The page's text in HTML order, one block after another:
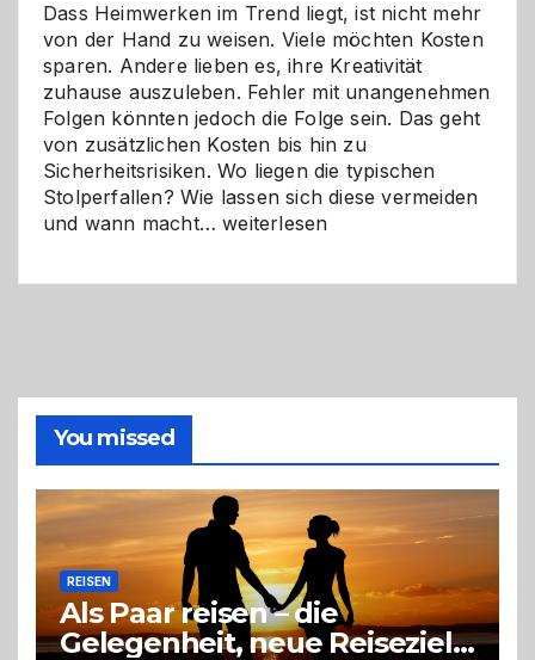
Dass Heimwerken im Trend liegt, ist nicht mehr
von der Hand zu weisen. Viele möchten Kosten
sparen. Andere lieben es, ihre Kreativität
zuhause auszuleben. Fehler mit unangenehmen
Folgen könnten jedoch die Folge sein. Das geht
von zusätzlichen Kosten bis hin zu
Sicherheitsrisiken. Wo liegen die typischen
Stolperfallen? Wie lassen sich diese vermeiden
und wann macht…Selber
richtige
Entscheidung
weiterlesen
You missed
REISEN
Als Paar reisen – die
Gelegenheit, neue Reiseziele